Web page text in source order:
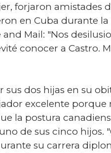
forjaron amistades
en Cuba durante la
Mail: "Nos
conocer a Castro.
dos hijas en su
excelente porque
la postura
de sus cinco hijos.
su carrera